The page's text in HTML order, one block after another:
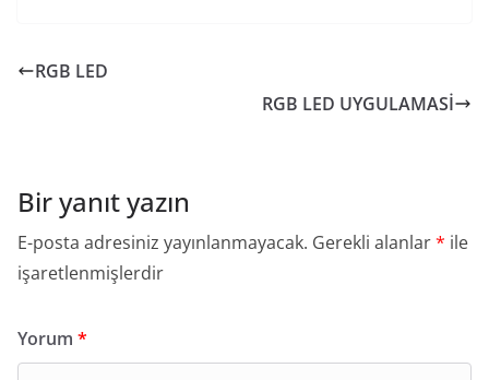
RGB LED
RGB LED UYGULAMASİ
Bir yanıt yazın
E-posta adresiniz yayınlanmayacak. Gerekli alanlar* ile
işaretlenmişlerdir
Yorum *